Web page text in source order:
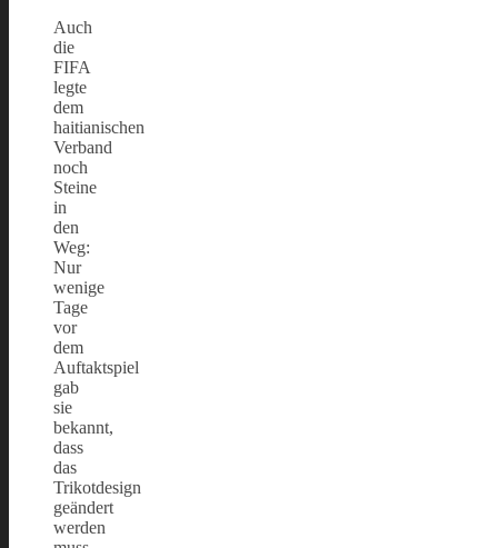
Auch
die
FIFA
legte
dem
haitianischen
Verband
noch
Steine
in
den
Weg:
Nur
wenige
Tage
vor
dem
Auftaktspiel
gab
sie
bekannt,
dass
das
Trikotdesign
geändert
werden